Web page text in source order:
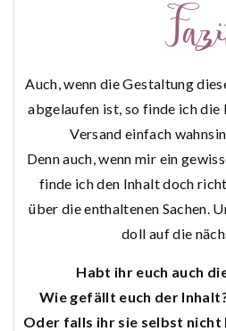
Auch, wenn die Gestaltung
abgelaufen ist, so finde ich
Versand einfach
Denn auch, wenn mir ein
finde ich den Inhalt doch
über die enthaltenen Sachen.
doll auf die
Habt ihr euch auch
Wie gefällt euch der
Oder falls ihr sie selbst